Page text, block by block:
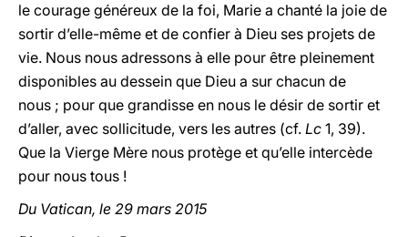
le courage généreux de la foi, Marie a chanté la joie de
sortir d’elle-même et de confier à Dieu ses projets de
vie. Nous nous adressons à elle pour être pleinement
disponibles au dessein que Dieu a sur chacun de
nous ; pour que grandisse en nous le désir de sortir et
d’aller, avec sollicitude, vers les autres (cf. Lc 1, 39).
Que la Vierge Mère nous protège et qu’elle intercède
pour nous tous !
Du Vatican, le 29 mars 2015